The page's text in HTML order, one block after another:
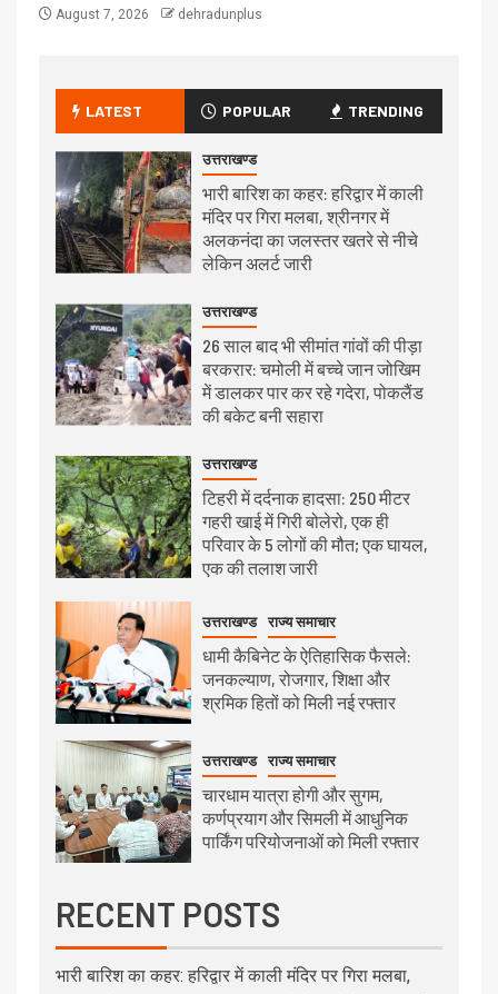
August 7, 2026 dehradunplus
LATEST POPULAR TRENDING
उत्तराखण्ड
भारी बारिश का कहर: हरिद्वार में काली
मंदिर पर गिरा मलबा, श्रीनगर में
अलकनंदा का जलस्तर खतरे से नीचे
लेकिन अलर्ट जारी
उत्तराखण्ड
26 साल बाद भी सीमांत गांवों की पीड़ा
बरकरार: चमोली में बच्चे जान जोखिम
में डालकर पार कर रहे गदेरा, पोकलैंड
की बकेट बनी सहारा
उत्तराखण्ड
टिहरी में दर्दनाक हादसा: 250 मीटर
गहरी खाई में गिरी बोलेरो, एक ही
परिवार के 5 लोगों की मौत; एक घायल,
एक की तलाश जारी
उत्तराखण्ड राज्य समाचार
धामी कैबिनेट के ऐतिहासिक फैसले:
जनकल्याण, रोजगार, शिक्षा और
श्रमिक हितों को मिली नई रफ्तार
उत्तराखण्ड राज्य समाचार
चारधाम यात्रा होगी और सुगम,
कर्णप्रयाग और सिमली में आधुनिक
पार्किंग परियोजनाओं को मिली रफ्तार
RECENT POSTS
भारी बारिश का कहर: हरिद्वार में काली मंदिर पर गिरा मलबा,